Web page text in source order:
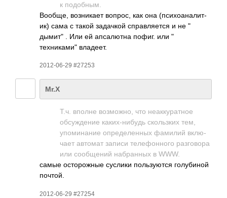
к подо­бным.
Вообще, возн­икает вопрос, как она (пси­хоан­алит­
ик) сама с такой зада­чкой спра­вляе­тся и не "
дымит" . Или ей апса­лютна пофиг. или "
техниками" влад­еет.
2012-06-29 #27253
Mr.X
Т.ч. вполне возм­ожно, что неак­кура­тное
обсу­ждение каки­х-ни­будь скол­ьзких тем,
упом­инание опре­деле­нных фамилий вклю­
чает автомат записи теле­фонн­ого разг­овора
или сооб­щений набр­анных в WWW.
самые осто­рожные суслики поль­зуются голу­биной
почтой.
2012-06-29 #27254